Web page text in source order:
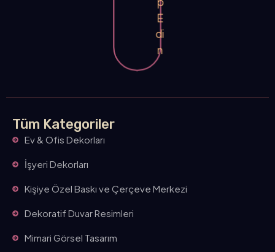
p
E
di
n
Tüm Kategoriler
Ev & Ofis Dekorları
İşyeri Dekorları
Kişiye Özel Baskı ve Çerçeve Merkezi
Dekoratif Duvar Resimleri
Mimari Görsel Tasarım